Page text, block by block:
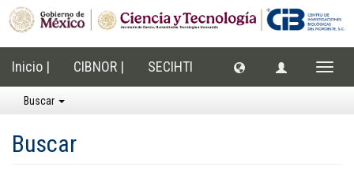
Inicio | CIBNOR | SECIHTI
Buscar
Buscar